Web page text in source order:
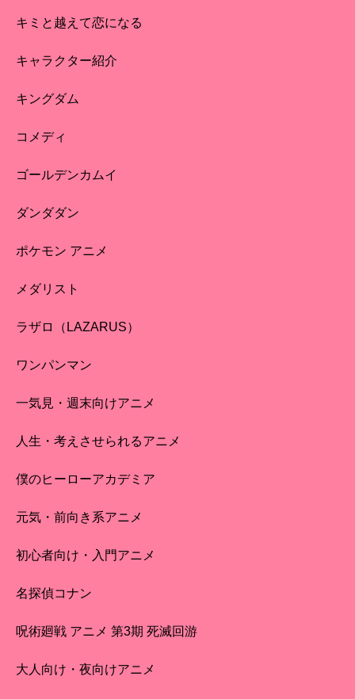
キミと越えて恋になる
キャラクター紹介
キングダム
コメディ
ゴールデンカムイ
ダンダダン
ポケモン アニメ
メダリスト
ラザロ（LAZARUS）
ワンパンマン
一気見・週末向けアニメ
人生・考えさせられるアニメ
僕のヒーローアカデミア
元気・前向き系アニメ
初心者向け・入門アニメ
名探偵コナン
呪術廻戦 アニメ 第3期 死滅回游
大人向け・夜向けアニメ